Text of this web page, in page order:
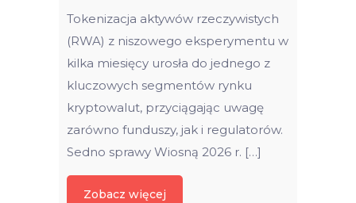
Tokenizacja aktywów rzeczywistych
(RWA) z niszowego eksperymentu w
kilka miesięcy urosła do jednego z
kluczowych segmentów rynku
kryptowalut, przyciągając uwagę
zarówno funduszy, jak i regulatorów.
Sedno sprawy Wiosną 2026 r. […]
Zobacz więcej